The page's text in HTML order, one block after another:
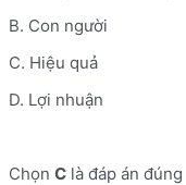
B. Con người
C. Hiệu quả
D. Lợi nhuận
Chọn C là đáp án đúng